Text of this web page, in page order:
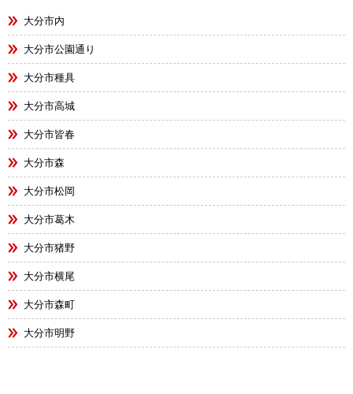
大分市内
大分市公園通り
大分市種具
大分市高城
大分市皆春
大分市森
大分市松岡
大分市葛木
大分市猪野
大分市横尾
大分市森町
大分市明野